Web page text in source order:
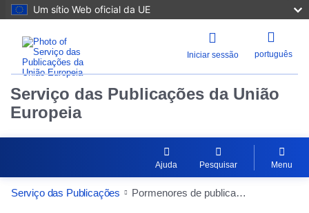
Um sítio Web oficial da UE
Iniciar sessão português
Serviço das Publicações da União
Europeia
Ajuda Pesquisar Menu
Serviço das Publicações Pormenores de publicação